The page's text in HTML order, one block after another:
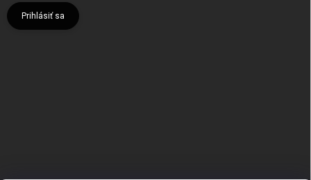
Prihlásiť sa